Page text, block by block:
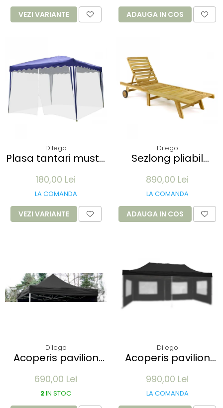
100 buc
VEZI VARIANTE ADAUGA IN COS
Dilego
Plasa tantari muste
- 12 m lungime -
culoare alb
180,00 Lei
LA COMANDA
VEZI VARIANTE
Dilego
Sezlong pliabil
TEAK 200x57x34 cm
- pliabil cu roti
890,00 Lei
LA COMANDA
ADAUGA IN COS
Dilego
Acoperis pavilion
diverse culori
690,00 Lei
2IN STOC
Dilego
Acoperis pavilion
990,00 Lei
LA COMANDA